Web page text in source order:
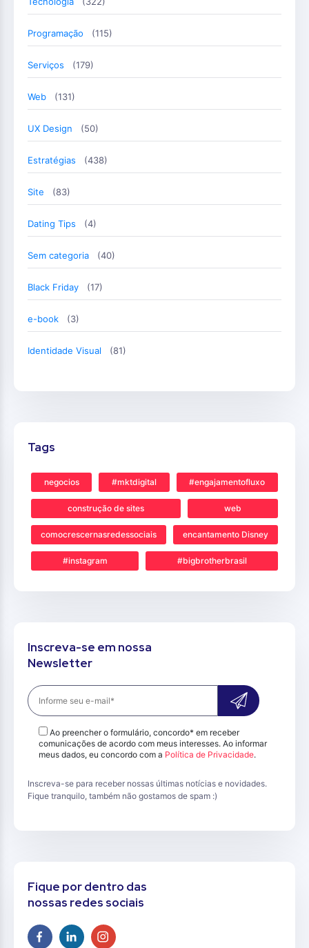
Programação (115)
Serviços (179)
Web (131)
UX Design (50)
Estratégias (438)
Site (83)
Dating Tips (4)
Sem categoria (40)
Black Friday (17)
e-book (3)
Identidade Visual (81)
Tags
negocios #mktdigital #engajamentofluxo
construção de sites web
comocrescernasredessociais encantamento Disney
#instagram #bigbrotherbrasil
Inscreva-se em nossa
Newsletter
Ao preencher o formulário, concordo* em receber
comunicações de acordo com meus interesses. Ao informar
meus dados, eu concordo com a Política de Privacidade.
Inscreva-se para receber nossas últimas notícias e novidades.
Fique tranquilo, também não gostamos de spam :)
Fique por dentro das
nossas redes sociais